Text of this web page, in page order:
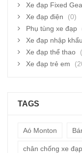
Xe đạp Fixed
Xe đạp điện
(0)
Phụ tùng xe đạp
Xe đạp nhập khẩu
Xe đạp thể thao
Xe đạp trẻ em
TAGS
Aó Monton
chân chống xe đạp